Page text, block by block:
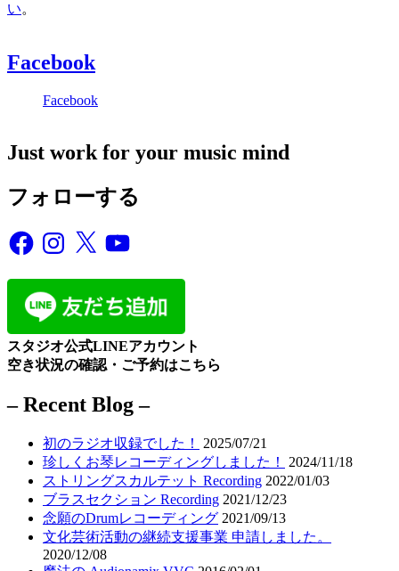
い。
Facebook
Facebook
Just work for your music mind
フォローする
FacebookInstagram
X YouTube
スタジオ公式LINEアカウント
空き状況の確認・ご予約はこちら
– Recent Blog –
初のラジオ収録でした！
2025/07/21
珍しくお琴レコーディングしました！
2024/11/18
ストリングスカルテット Recording 2022/01/03
ブラスセクション Recording 2021/12/23
念願のDrumレコーディング 2021/09/13
文化芸術活動の継続支援事業 申請しました。
2020/12/08